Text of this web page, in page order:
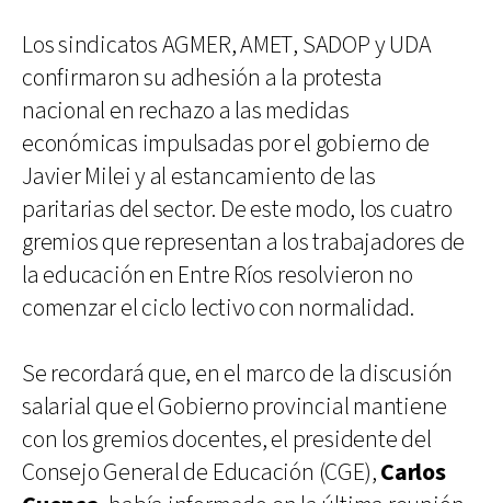
Los sindicatos AGMER, AMET, SADOP y UDA
confirmaron su adhesión a la protesta
nacional en rechazo a las medidas
económicas impulsadas por el gobierno de
Javier Milei y al estancamiento de las
paritarias del sector. De este modo, los cuatro
gremios que representan a los trabajadores de
la educación en Entre Ríos resolvieron no
comenzar el ciclo lectivo con normalidad.
Se recordará que, en el marco de la discusión
salarial que el Gobierno provincial mantiene
con los gremios docentes, el presidente del
Consejo General de Educación (CGE),Carlos